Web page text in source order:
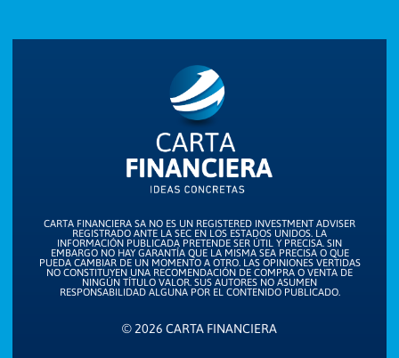
CARTA FINANCIERA SA NO ES UN REGISTERED INVESTMENT ADVISER
REGISTRADO ANTE LA SEC EN LOS ESTADOS UNIDOS. LA
INFORMACIÓN PUBLICADA PRETENDE SER ÚTIL Y PRECISA. SIN
EMBARGO NO HAY GARANTÍA QUE LA MISMA SEA PRECISA O QUE
PUEDA CAMBIAR DE UN MOMENTO A OTRO. LAS OPINIONES VERTIDAS
NO CONSTITUYEN UNA RECOMENDACIÓN DE COMPRA O VENTA DE
NINGÚN TÍTULO VALOR. SUS AUTORES NO ASUMEN
RESPONSABILIDAD ALGUNA POR EL CONTENIDO PUBLICADO.
© 2026 CARTA FINANCIERA